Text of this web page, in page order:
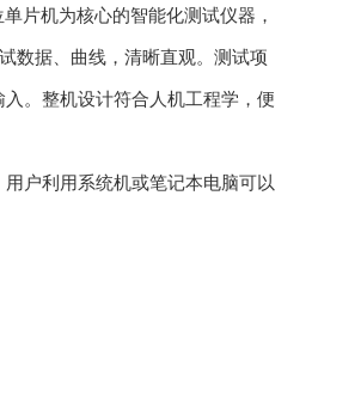
单片机为核心的智能化测试仪器，
数据、曲线，清晰直观。测试项
。整机设计符合人机工程学，便
户利用系统机或笔记本电脑可以